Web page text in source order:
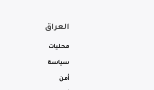
العراق
محليات
سياسة
أمن